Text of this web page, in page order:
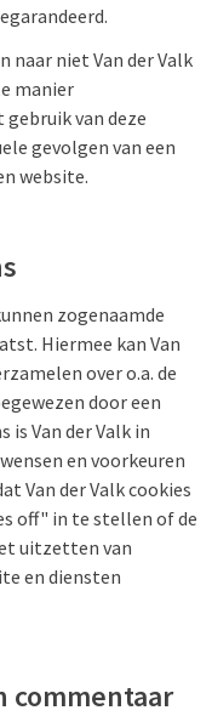
naar niet Van der Valk
manier
van deze
gevolgen van een
website.
zogenaamde
Hiermee kan Van
over o.a. de
door een
is Van der Valk in
en voorkeuren
Van der Valk cookies
off" in te stellen of de
uitzetten van
en diensten
commentaar